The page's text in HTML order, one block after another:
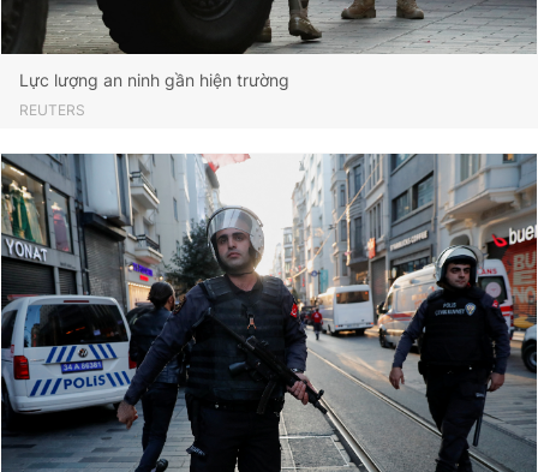
Lực lượng an ninh gần hiện trường
REUTERS